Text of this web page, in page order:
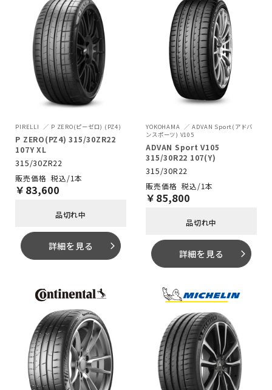
PIRELLI P ZERO(ピーゼロ) (PZ4)
P ZERO(PZ4) 315/30ZR22
107Y XL
315/30ZR22
税込/1本
￥ 83,600
品切れ中
詳細を見る arrow_forward_ios
YOKOHAMA
ADVAN Sport(アドバ
ンスポーツ) V105
ADVAN Sport V105
315/30R22 107(Y)
315/30R22
税込/1本
￥ 85,800
品切れ中
詳細を見る arrow_forward_ios